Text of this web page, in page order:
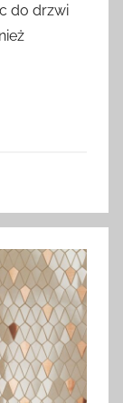
do drzwi